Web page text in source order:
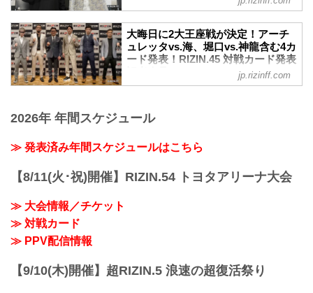
Shibuya Sakura Stage3
榊原CEOより対戦カードが発表された。
今回発表...
と、参戦が決まった伊澤星花、山本美
憂、三浦孝太、皇治、弥益ドミネーター
聡志、新居すぐる、イゴール・タナベ、
安西信昌の計8名のファイターが登壇し
た。
伊澤vs.美憂、三浦vs.皇治を含む4カード
を発表！
榊原CEOより対戦カードが発表された。
今回発表されたのはMMA4カードだ。
今年5月に対戦が...
RIZIN FIGHTING FEDERATION オ
フィシャルサイト
11月11日（土）RIZIN FF事務局にて
RIZIN.45の追加対戦カード発表記者会見
が行われた。
司会進行はRIZIN実況担当の鈴木芳彦アナ
也、木村“フィリップ”ミノル、太田忍、芦
した。
リオvs.上田の3カードを発表！
RIZIN.45追加対戦カード3
大晦日に2大王座戦が決定！アーチ
ュレッタvs.海、堀口vs.神龍含む4カ
ード発表！RIZIN.45 対戦カード発表
記者会見 - RIZIN FIGHTING
FEDERATION オフィシャルサイト
戦カード発表記者会見が行われた。
ウンサーが務め、会見には榊原信行CEO
と、RIZIN.45に参戦が決まった朝倉海、
神龍誠、クレベル・コイケ、斎藤裕、扇
久保博正の5名のファイターが登壇した。
ウンサーより今年も大晦日にさいたまス
ーパーアリー...
jp.rizinff.com
2026年 年間スケジュール
≫ 発表済み年間スケジュールはこちら
【8/11(火･祝)開催】RIZIN.54 トヨタアリーナ大会
≫ 大会情報／チケット
≫ 対戦カード
≫ PPV配信情報
【9/10(木)開催】超RIZIN.5 浪速の超復活祭り